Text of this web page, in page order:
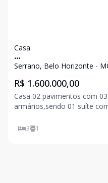
Casa
...
Serrano, Belo Horizonte -
R$ 1.600.000,00
Casa 02 pavimentos com
armários,sendo 01 suíte
painel, lavabo com espelho
3 1